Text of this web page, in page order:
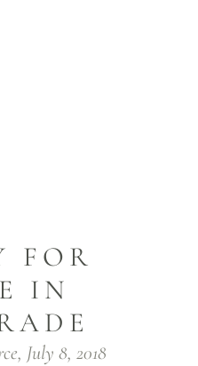
FOR
IN
July 8, 2018